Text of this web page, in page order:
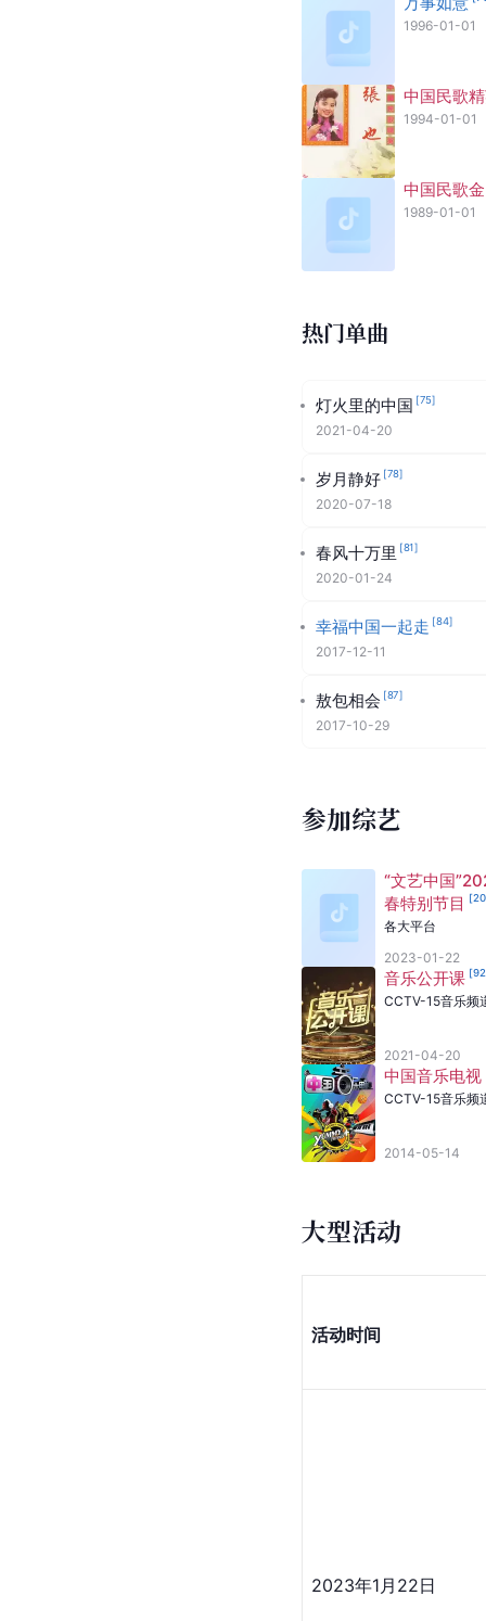
1996-01-01
中国民歌
1994-01-01
中国民歌
1989-01-01
热门单曲
灯火里的中国 [75]
2021-04-20
岁月静好 [78]
2020-07-18
春风十万里 [81]
2020-01-24
幸福中国一起走 [84]
2017-12-11
敖包相会 [87]
2017-10-29
参加综艺
“文艺中国
春特别节目 [20
各大平台
2023-01-22
音乐公开课 [92
CCTV-15音乐频
2021-04-20
中国音乐电视
CCTV-15音乐频
2014-05-14
大型活动
活动时间
2023年1月22日